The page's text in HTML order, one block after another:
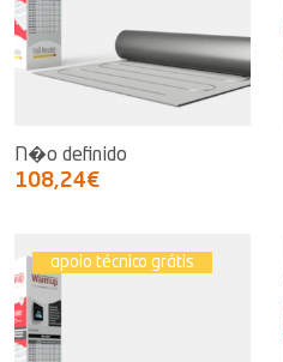
N�o definido
108,24€
apoio técnico grátis